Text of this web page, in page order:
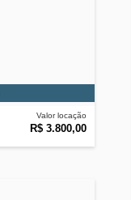
Valor locação
R$ 3.800,00